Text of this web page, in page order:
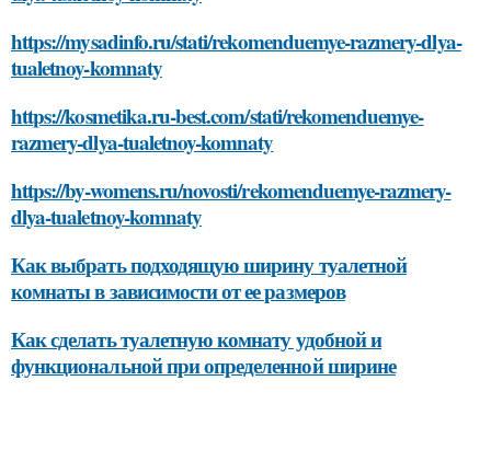
https://mysadinfo.ru/stati/rekomenduemye-razmery-dlya-
tualetnoy-komnaty
https://kosmetika.ru-best.com/stati/rekomenduemye-
razmery-dlya-tualetnoy-komnaty
https://by-womens.ru/novosti/rekomenduemye-razmery-
dlya-tualetnoy-komnaty
Как выбрать подходящую ширину туалетной
комнаты в зависимости от ее размеров
Как сделать туалетную комнату удобной и
функциональной при определенной ширине